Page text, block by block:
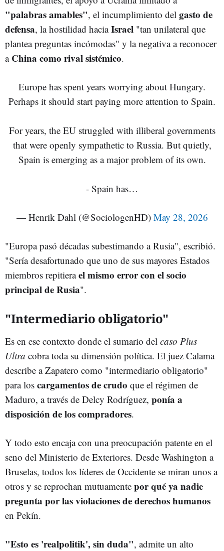
"palabras amables", el incumplimiento del gasto de
defensa, la hostilidad haciaIsrael "tan unilateral que
plantea preguntas incómodas" y la negativa a reconocer
a China como rival sistémico.
Europe has spent years worrying about Hungary.
Perhaps it should start paying more attention to Spain.
For years, the EU struggled with illiberal governments
that were openly sympathetic to Russia. But quietly,
Spain is emerging as a major problem of its own.
- Spain has…
— Henrik Dahl (@SociologenHD) May 28, 2026
"Europa pasó décadas subestimando a Rusia", escribió.
"Sería desafortunado que uno de sus mayores Estados
miembros repitierael mismo error con el socio
principal de Rusia".
"Intermediario obligatorio"
Es en ese contexto donde el sumario del caso Plus
Ultra cobra toda su dimensión política. El juez Calama
describe a Zapatero como "intermediario obligatorio"
para los cargamentos de crudo que el régimen de
Maduro, a través de Delcy Rodríguez, ponía a
disposición de los compradores.
Y todo esto encaja con una preocupación patente en el
seno del Ministerio de Exteriores. Desde Washington a
Bruselas, todos los líderes de Occidente se miran unos a
otros y se reprochan mutuamente por qué ya nadie
pregunta por las violaciones de derechos humanos
en Pekín.
"Esto es 'realpolitik', sin duda", admite un alto